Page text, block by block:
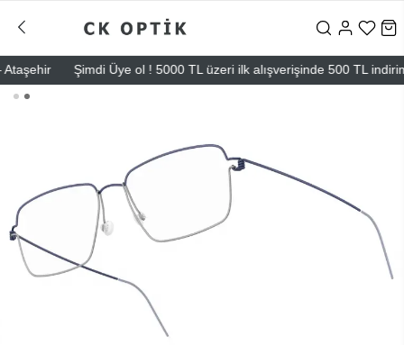
Şimdi Üye ol ! 5000 TL üzeri ilk alışverişinde 500 TL indirim